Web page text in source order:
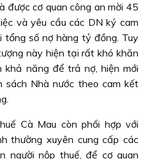
được cơ quan công an mời 45
và yêu cầu các DN ký cam
tổng số nợ hàng tỷ đồng. Tuy
này hiện tại rất khó khăn
khả năng để trả nợ, hiện mới
sách Nhà nước theo cam kết
Cà Mau còn phối hợp với
thường xuyên cung cấp các
người nộp thuế, để cơ quan